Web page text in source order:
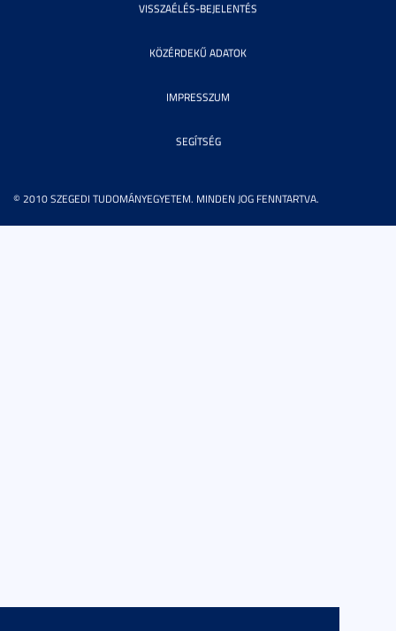
© 2010 SZEGEDI TUDOMÁNYEGYETEM. MINDEN JOG FENNTARTVA.
VISSZAÉLÉS-BEJELENTÉS
KÖZÉRDEKŰ ADATOK
IMPRESSZUM
SEGÍTSÉG